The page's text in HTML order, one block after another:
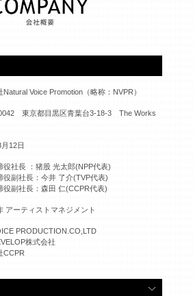
Natural Voice Promotion（略称：NVPR）
東京都目黒区青葉台3-18-3 The Works
12日
役社長 ：猪股 光太郎(NPP代表)
役副社長：今井 了介(TVP代表)
役副社長：森田 仁(CCPR代表)
アーティストマネジメント
PRODUCTION.CO,LTD
株式会社
CCPR